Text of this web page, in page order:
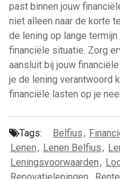
past binnen jouw
niet alleen naar de korte
de lening op lange
financiële situatie. Zorg
aansluit bij jouw
je de lening verantwoord
financiële lasten op je
Tags: Belfius,
Lenen, Lenen Belfius,
Leningsvoorwaarden,